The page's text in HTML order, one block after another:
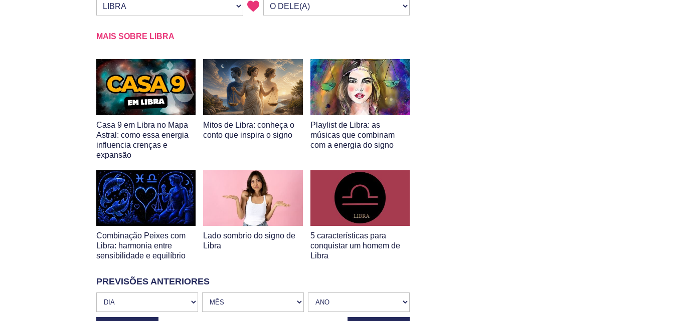
Seu signo
Signo da outra pessoa
MAIS SOBRE LIBRA
Casa 9 em Libra no Mapa
Astral: como essa energia
influencia crenças e
expansão
Mitos de Libra: conheça o
conto que inspira o signo
Playlist de Libra: as
músicas que combinam
com a energia do signo
Combinação Peixes com
Libra: harmonia entre
sensibilidade e equilíbrio
Lado sombrio do signo de
Libra
5 características para
conquistar um homem de
Libra
PREVISÕES ANTERIORES